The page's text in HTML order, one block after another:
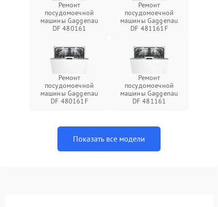
Ремонт
посудомоечной
машины Gaggenau
DF 480161
Ремонт
посудомоечной
машины Gaggenau
DF 481161F
Ремонт
посудомоечной
машины Gaggenau
DF 480161F
Ремонт
посудомоечной
машины Gaggenau
DF 481161
Показать все модели